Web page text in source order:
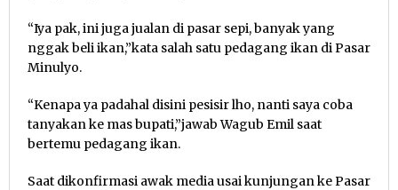
“Iya pak, ini juga jualan di pasar sepi, banyak yang
nggak beli ikan,”kata salah satu pedagang ikan di Pasar
Minulyo.
“Kenapa ya padahal disini pesisir lho, nanti saya coba
tanyakan ke mas bupati,”jawab Wagub Emil saat
bertemu pedagang ikan.
Saat dikonfirmasi awak media usai kunjungan ke Pasar